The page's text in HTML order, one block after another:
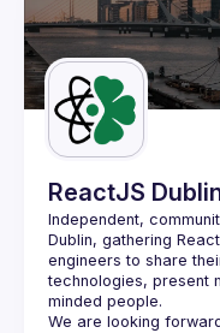
Events
Guilds
ReactJS
Independent,
Dublin, gathering
engineers to share
technologies, present
minded people.
We are looking